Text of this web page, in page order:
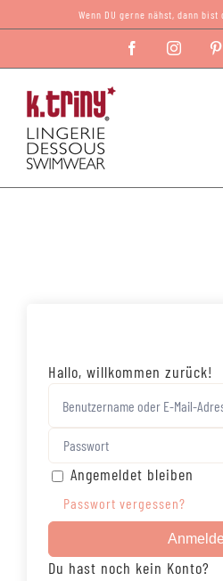
Inhalt
Wenn DU gerne nähst, dann
Facebook
Hallo, willkommen zurück!
Angemeldet bleiben
Passwort vergessen?
Du hast noch kein Konto?